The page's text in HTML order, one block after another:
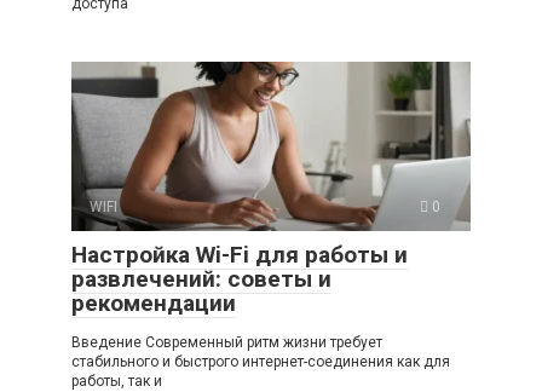
доступа
WIFI 0
Настройка Wi-Fi для работы и
развлечений: советы и
рекомендации
Введение Современный ритм жизни требует
стабильного и быстрого интернет-соединения как для
работы, так и